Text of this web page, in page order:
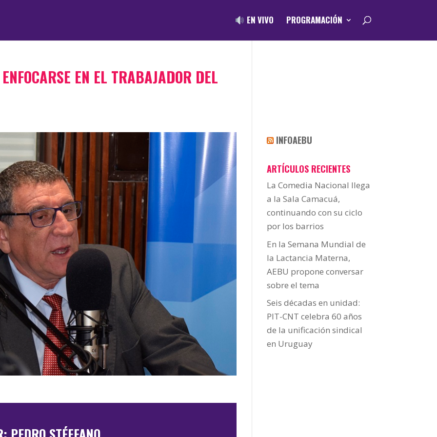
EN VIVO PROGRAMACIÓN
EN EL TRABAJADOR DEL
INFOAEBU
ARTÍCULOS RECIENTES
La Comedia Nacional llega
a la Sala Camacuá,
continuando con su ciclo
por los barrios
En la Semana Mundial de
la Lactancia Materna,
AEBU propone conversar
sobre el tema
Seis décadas en unidad:
PIT-CNT celebra 60 años
de la unificación sindical
en Uruguay